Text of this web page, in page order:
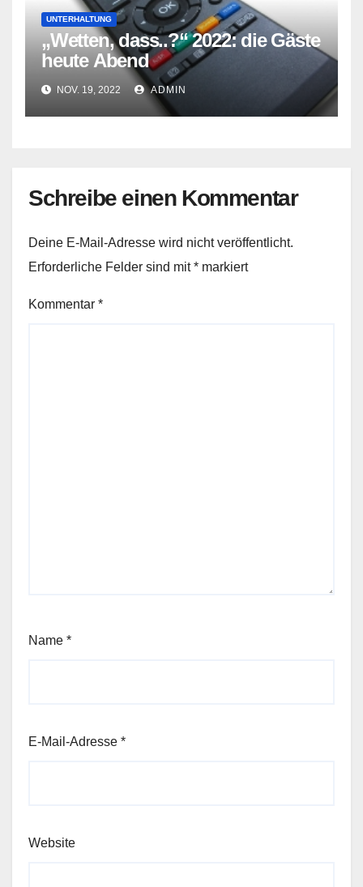
UNTERHALTUNG
„Wetten, dass..?“ 2022: die Gäste
heute Abend
NOV. 19, 2022 ADMIN
Schreibe einen Kommentar
Deine E-Mail-Adresse wird nicht veröffentlicht.
Erforderliche Felder sind mit* markiert
Kommentar *
Name *
E-Mail-Adresse *
Website